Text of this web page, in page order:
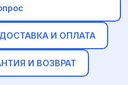
ДОСТАВКА И ОПЛАТА
И ВОЗВРАТ